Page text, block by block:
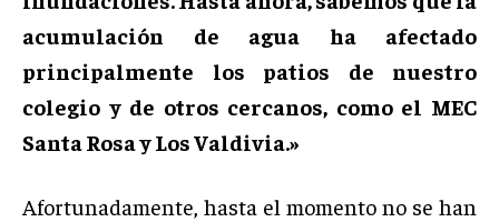
acumulación de agua ha afectado
principalmente los patios de nuestro
colegio y de otros cercanos, como el MEC
Santa Rosa y Los Valdivia.»
Afortunadamente, hasta el momento no se han